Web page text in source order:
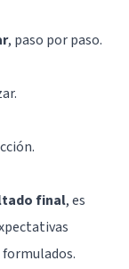
, paso por paso.
final, es